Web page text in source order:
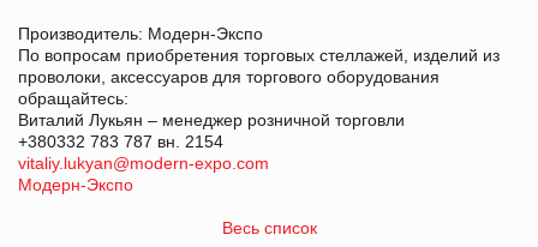
Производитель: Модерн-Экспо
По вопросам приобретения торговых стеллажей, изделий из
проволоки, аксессуаров для торгового оборудования
обращайтесь:
Виталий Лукьян – менеджер розничной торговли
+380332 783 787 вн. 2154
vitaliy.lukyan@modern-expo.com
Модерн-Экспо
Весь список